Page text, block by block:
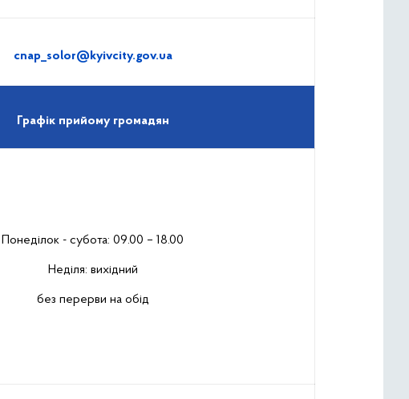
cnap_solor@kyivcity.gov.ua
Графік прийому громадян
Понеділок - субота: 09.00 – 18.00
Неділя: вихідний
без перерви на обід